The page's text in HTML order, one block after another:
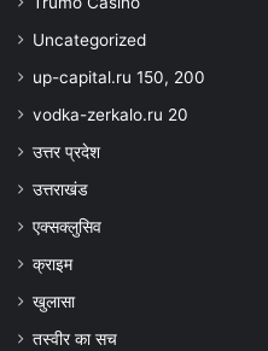
Uncategorized
up-capital.ru 150, 200
vodka-zerkalo.ru 20
उत्तर प्रदेश
उत्तराखंड
एक्सक्लुसिव
क्राइम
खुलासा
तस्वीर का सच